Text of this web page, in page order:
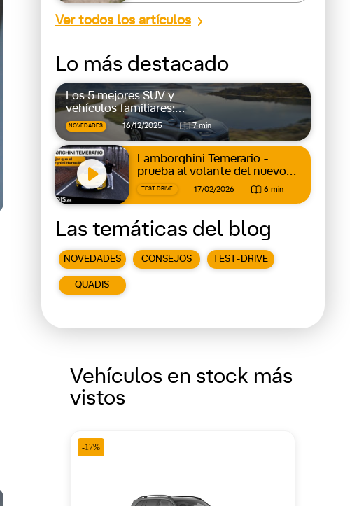
Ver todos los artículos
Lo más destacado
Los 5 mejores SUV y
vehículos familiares:
espacio, confort y
versatilidad
NOVEDADES 16/12/2025 7 min
Lamborghini Temerario -
prueba al volante del nuevo
superdeportivo de 920 CV
TEST DRIVE 17/02/2026 6 min
Las temáticas del blog
NOVEDADES CONSEJOS TEST-DRIVE
QUADIS
Vehículos en stock más
vistos
-17%